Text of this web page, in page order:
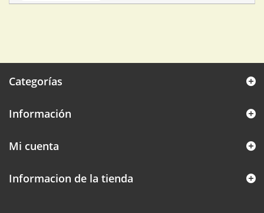
Categorías
Información
Mi cuenta
Informacion de la tienda